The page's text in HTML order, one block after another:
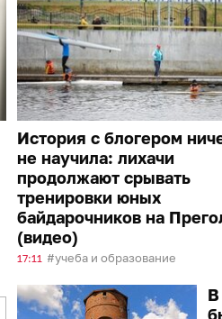
История с блогером
не научила: лихачи
продолжают срывать
тренировки юных
байдарочников на
(видео)
17:11 учеба и образование
В